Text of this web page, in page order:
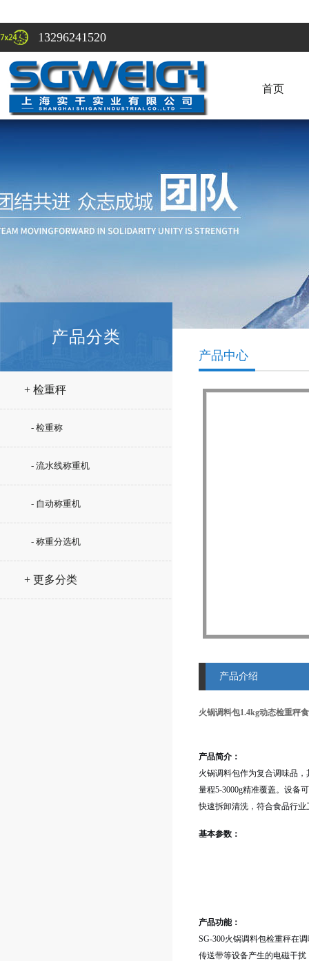
13296241520
首页
产品分类
+ 检重秤
- 检重称
- 流水线称重机
- 自动称重机
- 称重分选机
+ 更多分类
产品中心
产品介绍
火锅调料包1.4kg动态检重秤
产品简介：
火锅调料包作为复合调味品
量程5-3000g精准覆盖。设备
快速拆卸清洗，符合食品行
基本参数：
产品功能：
SG-300火锅调料包检重秤在
传送带等设备产生的电磁干